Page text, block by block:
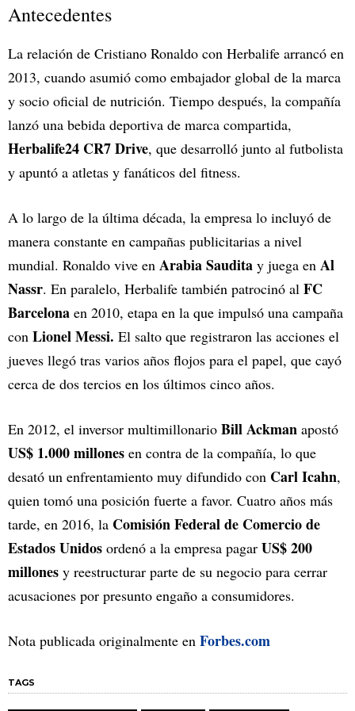
Antecedentes
La relación de Cristiano Ronaldo con Herbalife arrancó en
2013, cuando asumió como embajador global de la marca
y socio oficial de nutrición. Tiempo después, la compañía
lanzó una bebida deportiva de marca compartida,
Herbalife24 CR7 Drive, que desarrolló junto al futbolista
y apuntó a atletas y fanáticos del fitness.
A lo largo de la última década, la empresa lo incluyó de
manera constante en campañas publicitarias a nivel
mundial. Ronaldo vive en Arabia Saudita y juega en Al
Nassr. En paralelo, Herbalife también patrocinó al FC
Barcelona en 2010, etapa en la que impulsó una campaña
con Lionel Messi. El salto que registraron las acciones el
jueves llegó tras varios años flojos para el papel, que cayó
cerca de dos tercios en los últimos cinco años.
En 2012, el inversor multimillonario Bill Ackman apostó
US$ 1.000 millones en contra de la compañía, lo que
desató un enfrentamiento muy difundido con Carl Icahn,
quien tomó una posición fuerte a favor. Cuatro años más
tarde, en 2016, la Comisión Federal de Comercio de
Estados Unidos ordenó a la empresa pagar US$ 200
millones y reestructurar parte de su negocio para cerrar
acusaciones por presunto engaño a consumidores.
Nota publicada originalmente en Forbes.com
TAGS